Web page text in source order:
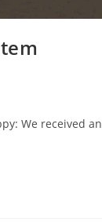
We received an